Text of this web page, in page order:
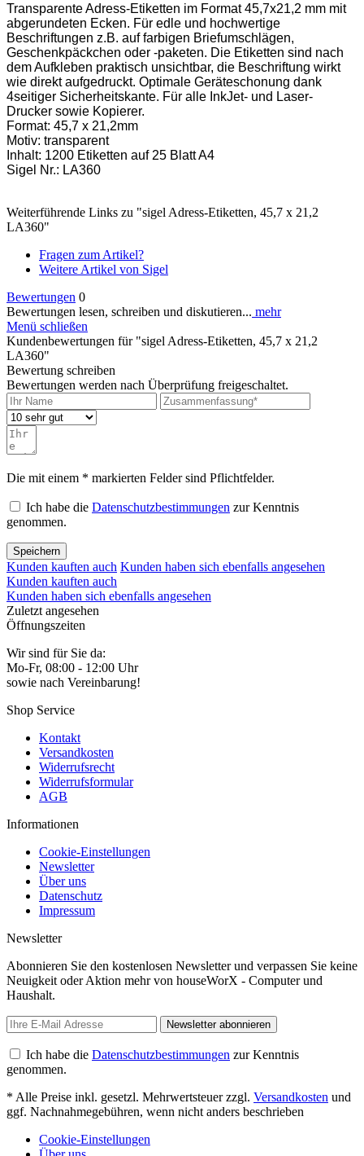
Transparente Adress-Etiketten im Format 45,7x21,2 mm mit
abgerundeten Ecken. Für edle und hochwertige
Beschriftungen z.B. auf farbigen Briefumschlägen,
Geschenkpäckchen oder -paketen. Die Etiketten sind nach
dem Aufkleben praktisch unsichtbar, die Beschriftung wirkt
wie direkt aufgedruckt. Optimale Geräteschonung dank
4seitiger Sicherheitskante. Für alle InkJet- und Laser-
Drucker sowie Kopierer.
Format: 45,7 x 21,2mm
Motiv: transparent
Inhalt: 1200 Etiketten auf 25 Blatt A4
Sigel Nr.: LA360
Weiterführende Links zu "sigel Adress-Etiketten, 45,7 x 21,2
LA360"
Fragen zum Artikel?
Weitere Artikel von Sigel
Bewertungen 0
Bewertungen lesen, schreiben und diskutieren... mehr
Menü schließen
Kundenbewertungen für "sigel Adress-Etiketten, 45,7 x 21,2
LA360"
Bewertung schreiben
Bewertungen werden nach Überprüfung freigeschaltet.
Die mit einem * markierten Felder sind Pflichtfelder.
Ich habe die Datenschutzbestimmungen zur Kenntnis
genommen.
Speichern
Kunden kauften auch Kunden haben sich ebenfalls angesehen
Kunden kauften auch
Kunden haben sich ebenfalls angesehen
Zuletzt angesehen
Öffnungszeiten
Wir sind für Sie da:
Mo-Fr, 08:00 - 12:00 Uhr
sowie nach Vereinbarung!
Shop Service
Kontakt
Versandkosten
Widerrufsrecht
Widerrufsformular
AGB
Informationen
Cookie-Einstellungen
Newsletter
Über uns
Datenschutz
Impressum
Newsletter
Abonnieren Sie den kostenlosen Newsletter und verpassen Sie keine
Neuigkeit oder Aktion mehr von houseWorX - Computer und
Haushalt.
Newsletter abonnieren
Ich habe die Datenschutzbestimmungen zur Kenntnis
genommen.
* Alle Preise inkl. gesetzl. Mehrwertsteuer zzgl. Versandkosten und
ggf. Nachnahmegebühren, wenn nicht anders beschrieben
Cookie-Einstellungen